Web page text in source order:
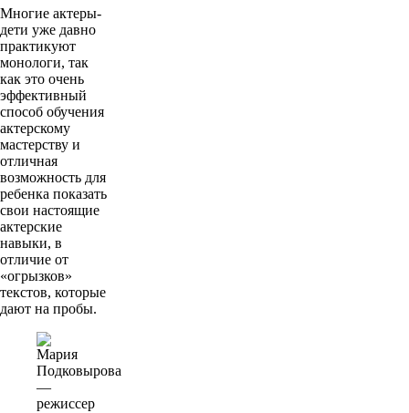
Многие актеры-
дети уже давно
практикуют
монологи, так
как это очень
эффективный
способ обучения
актерскому
мастерству и
отличная
возможность для
ребенка показать
свои настоящие
актерские
навыки, в
отличие от
«огрызков»
текстов, которые
дают на пробы.